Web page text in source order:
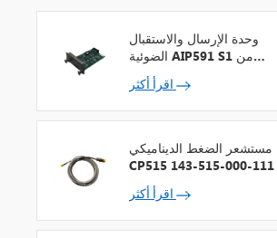
وحدة الإرسال والاستقبال
الضوئية AIP591 S1 من
شركة يوكوجاوا لمكرر شبكة
V
مستشعر الضغط الديناميكي
CP515 143-515-000-111